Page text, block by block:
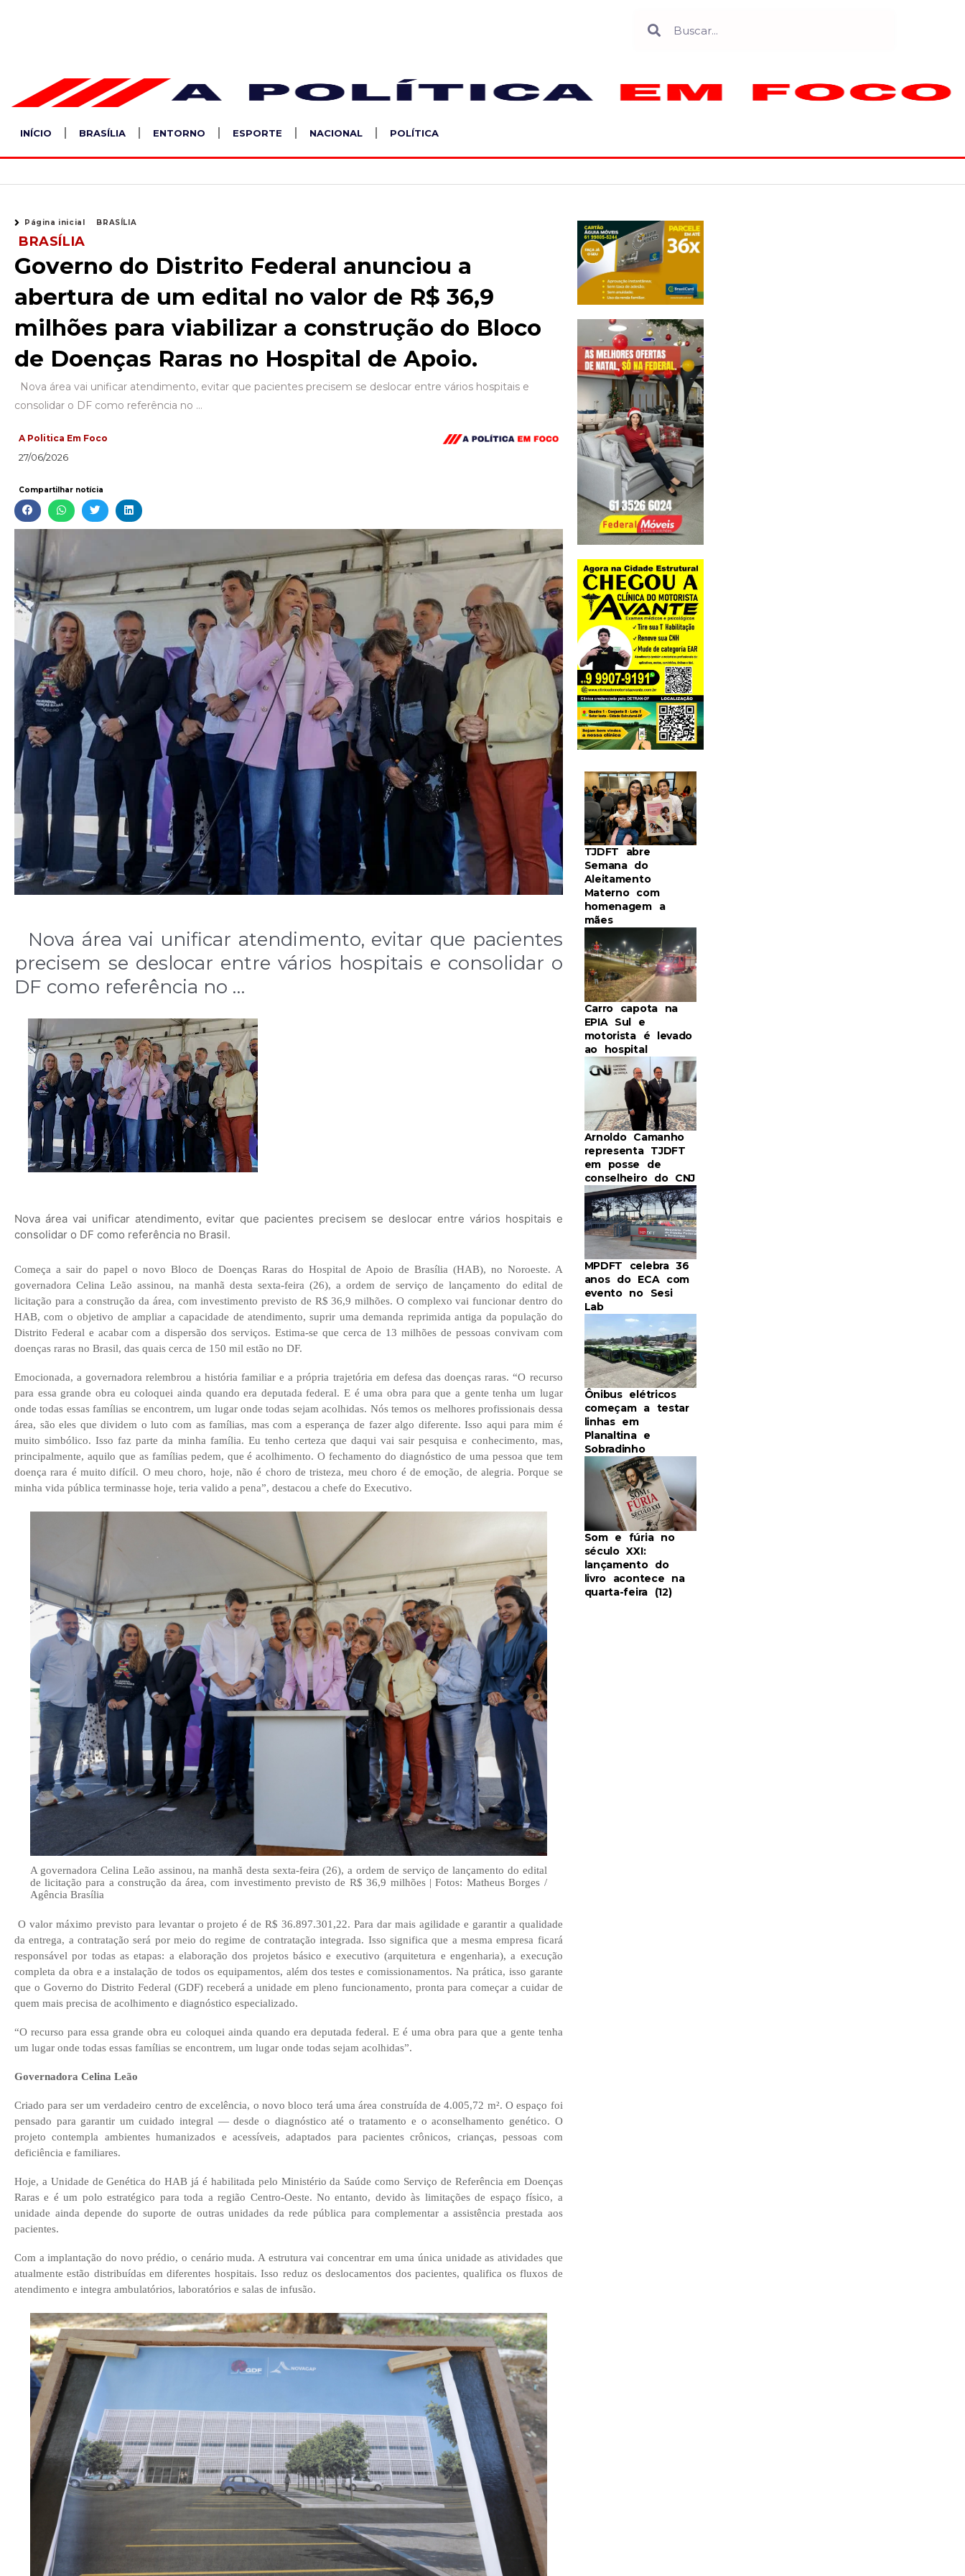
INÍCIO BRASÍLIA ENTORNO ESPORTE NACIONAL POLÍTICA
Página inicial BRASÍLIA
BRASÍLIA
Governo do Distrito Federal anunciou a
abertura de um edital no valor de R$ 36,9
milhões para viabilizar a construção do Bloco
de Doenças Raras no Hospital de Apoio.
Nova área vai unificar atendimento, evitar que pacientes precisem se deslocar entre vários hospitais e
consolidar o DF como referência no …
A Politica Em Foco
27/06/2026
Compartilhar notícia
Nova área vai unificar atendimento, evitar que pacientes
precisem se deslocar entre vários hospitais e consolidar o
DF como referência no …
Nova área vai unificar atendimento, evitar que pacientes precisem se deslocar entre vários hospitais e
consolidar o DF como referência no Brasil.
Começa a sair do papel o novo Bloco de Doenças Raras do Hospital de Apoio de Brasília (HAB), no Noroeste. A
governadora Celina Leão assinou, na manhã desta sexta-feira (26), a ordem de serviço de lançamento do edital de
licitação para a construção da área, com investimento previsto de R$ 36,9 milhões. O complexo vai funcionar dentro do
HAB, com o objetivo de ampliar a capacidade de atendimento, suprir uma demanda reprimida antiga da população do
Distrito Federal e acabar com a dispersão dos serviços. Estima-se que cerca de 13 milhões de pessoas convivam com
doenças raras no Brasil, das quais cerca de 150 mil estão no DF.
Emocionada, a governadora relembrou a história familiar e a própria trajetória em defesa das doenças raras. “O recurso
para essa grande obra eu coloquei ainda quando era deputada federal. E é uma obra para que a gente tenha um lugar
onde todas essas famílias se encontrem, um lugar onde todas sejam acolhidas. Nós temos os melhores profissionais dessa
área, são eles que dividem o luto com as famílias, mas com a esperança de fazer algo diferente. Isso aqui para mim é
muito simbólico. Isso faz parte da minha família. Eu tenho certeza que daqui vai sair pesquisa e conhecimento, mas,
principalmente, aquilo que as famílias pedem, que é acolhimento. O fechamento do diagnóstico de uma pessoa que tem
doença rara é muito difícil. O meu choro, hoje, não é choro de tristeza, meu choro é de emoção, de alegria. Porque se
minha vida pública terminasse hoje, teria valido a pena”, destacou a chefe do Executivo.
A governadora Celina Leão assinou, na manhã desta sexta-feira (26), a ordem de serviço de lançamento do edital
de licitação para a construção da área, com investimento previsto de R$ 36,9 milhões | Fotos: Matheus Borges /
Agência Brasília
O valor máximo previsto para levantar o projeto é de R$ 36.897.301,22. Para dar mais agilidade e garantir a qualidade
da entrega, a contratação será por meio do regime de contratação integrada. Isso significa que a mesma empresa ficará
responsável por todas as etapas: a elaboração dos projetos básico e executivo (arquitetura e engenharia), a execução
completa da obra e a instalação de todos os equipamentos, além dos testes e comissionamentos. Na prática, isso garante
que o Governo do Distrito Federal (GDF) receberá a unidade em pleno funcionamento, pronta para começar a cuidar de
quem mais precisa de acolhimento e diagnóstico especializado.
“O recurso para essa grande obra eu coloquei ainda quando era deputada federal. E é uma obra para que a gente tenha
um lugar onde todas essas famílias se encontrem, um lugar onde todas sejam acolhidas”.
Governadora Celina Leão
Criado para ser um verdadeiro centro de excelência, o novo bloco terá uma área construída de 4.005,72 m². O espaço foi
pensado para garantir um cuidado integral — desde o diagnóstico até o tratamento e o aconselhamento genético. O
projeto contempla ambientes humanizados e acessíveis, adaptados para pacientes crônicos, crianças, pessoas com
deficiência e familiares.
Hoje, a Unidade de Genética do HAB já é habilitada pelo Ministério da Saúde como Serviço de Referência em Doenças
Raras e é um polo estratégico para toda a região Centro-Oeste. No entanto, devido às limitações de espaço físico, a
unidade ainda depende do suporte de outras unidades da rede pública para complementar a assistência prestada aos
pacientes.
Com a implantação do novo prédio, o cenário muda. A estrutura vai concentrar em uma única unidade as atividades que
atualmente estão distribuídas em diferentes hospitais. Isso reduz os deslocamentos dos pacientes, qualifica os fluxos de
atendimento e integra ambulatórios, laboratórios e salas de infusão.
TJDFT abre
Semana do
Aleitamento
Materno com
homenagem a
mães
Carro capota na
EPIA Sul e
motorista é levado
ao hospital
Arnoldo Camanho
representa TJDFT
em posse de
conselheiro do CNJ
MPDFT celebra 36
anos do ECA com
evento no Sesi
Lab
Ônibus elétricos
começam a testar
linhas em
Planaltina e
Sobradinho
Som e fúria no
século XXI:
lançamento do
livro acontece na
quarta-feira (12)